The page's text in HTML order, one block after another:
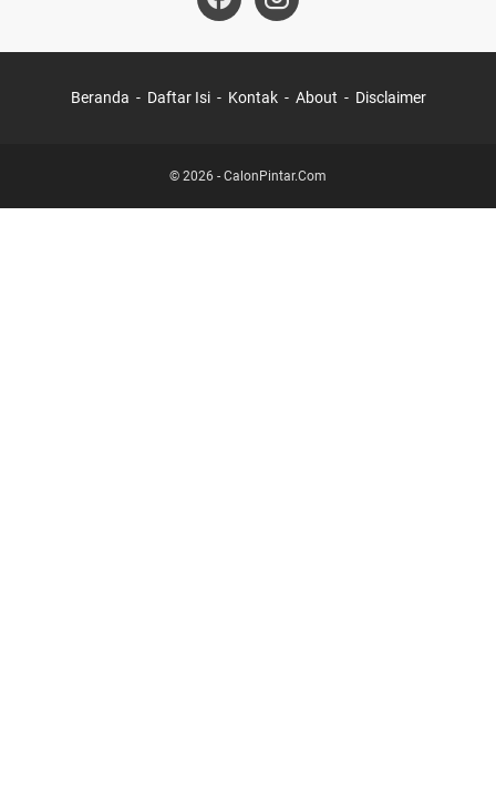
Beranda Daftar Isi Kontak About Disclaimer
© 2026 - CalonPintar.Com